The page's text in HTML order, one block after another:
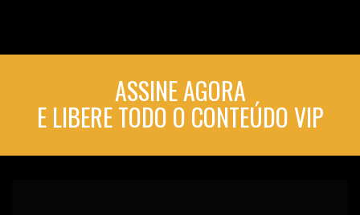
ASSINE AGORA
E LIBERE TODO O CONTEÚDO VIP